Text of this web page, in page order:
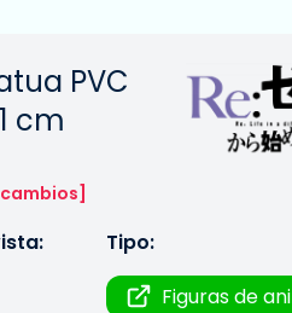
PVC
cm
Tipo:
Figuras de